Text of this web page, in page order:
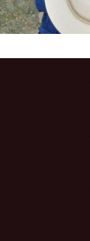
Analyse de livres,
…